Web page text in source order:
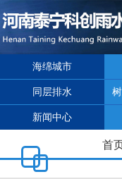
海绵城市
同层排水
新闻中心
首